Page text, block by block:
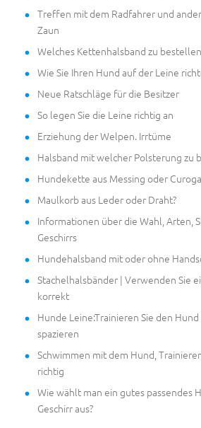
Treffen mit dem Radfahrer und
Zaun
Welches Kettenhalsband zu
Wie Sie Ihren Hund auf der Leine
Neue Ratschläge für die Besitzer
So legen Sie die Leine richtig an
Erziehung der Welpen. Irrtüme
Halsband mit welcher Polsterung zu
Hundekette aus Messing oder
Maulkorb aus Leder oder Draht?
Informationen über die Wahl, Arten,
Geschirrs
Hundehalsband mit oder ohne
Stachelhalsbänder | Verwenden Sie
korrekt
Hunde Leine:Trainieren Sie den
spazieren
Schwimmen mit dem Hund,
richtig
Wie wählt man ein gutes passendes
Geschirr aus?